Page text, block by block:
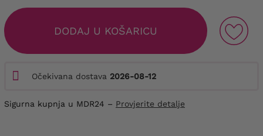
DODAJ U KOŠARICU
Očekivana dostava 2026-08-12
Sigurna kupnja u MDR24 – Provjerite detalje